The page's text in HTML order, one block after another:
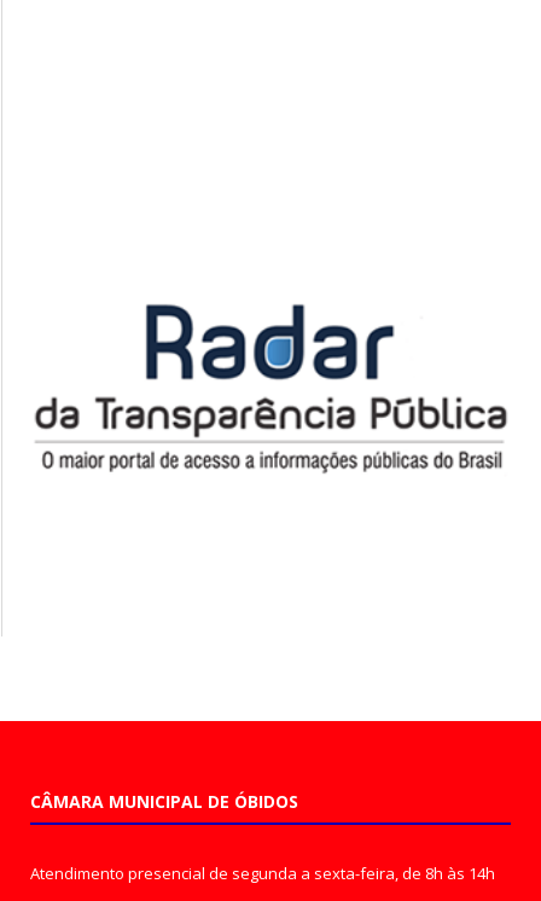
CÂMARA MUNICIPAL DE ÓBIDOS
Atendimento presencial de segunda a sexta-feira, de 8h às 14h